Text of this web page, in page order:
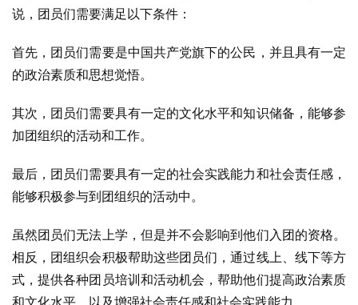
说，团员们需要满足以下条件：
首先，团员们需要是中国共产党旗下的公民，并且具有一定
的政治素质和思想觉悟。
其次，团员们需要具有一定的文化水平和知识储备，能够参
加团组织的活动和工作。
最后，团员们需要具有一定的社会实践能力和社会责任感，
能够积极参与到团组织的活动中。
虽然团员们无法上学，但是并不会影响到他们入团的资格。
相反，团组织会积极帮助这些团员们，通过线上、线下等方
式，提供各种团员培训和活动机会，帮助他们提高政治素质
和文化水平，以及增强社会责任感和社会实践能力。